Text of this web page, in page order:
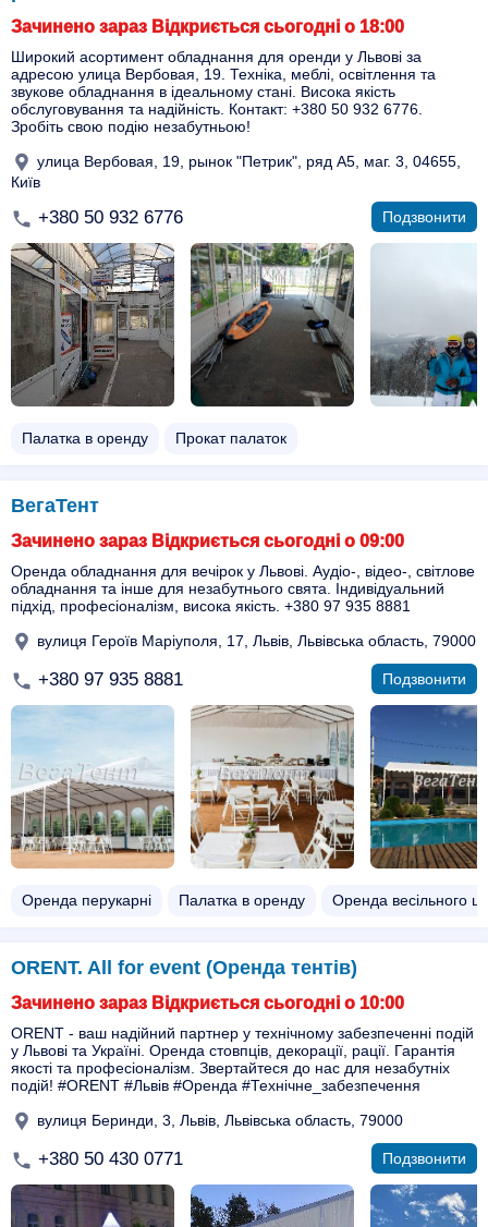
Зачинено зараз Відкриється сьогодні о 18:00
Широкий асортимент обладнання для оренди у Львові за
адресою улица Вербовая, 19. Техніка, меблі, освітлення та
звукове обладнання в ідеальному стані. Висока якість
обслуговування та надійність. Контакт: +380 50 932 6776.
Зробіть свою подію незабутньою!
улица Вербовая, 19, рынок "Петрик", ряд A5, маг. 3, 04655,
Київ
+380 50 932 6776 Подзвонити
Палатка в оренду Прокат палаток
ВегаТент
Зачинено зараз Відкриється сьогодні о 09:00
Оренда обладнання для вечірок у Львові. Аудіо-, відео-, світлове
обладнання та інше для незабутнього свята. Індивідуальний
підхід, професіоналізм, висока якість. +380 97 935 8881
вулиця Героїв Маріуполя, 17, Львів, Львівська область, 79000
+380 97 935 8881 Подзвонити
Оренда перукарні Палатка в оренду Оренда весільного
ORENT. All for event (Оренда тентів)
Зачинено зараз Відкриється сьогодні о 10:00
ORENT - ваш надійний партнер у технічному забезпеченні подій
у Львові та Україні. Оренда стовпців, декорації, рації. Гарантія
якості та професіоналізм. Звертайтеся до нас для незабутніх
подій! #ORENT #Львів #Оренда #Технічне_забезпечення
вулиця Беринди, 3, Львів, Львівська область, 79000
+380 50 430 0771 Подзвонити